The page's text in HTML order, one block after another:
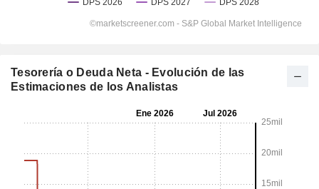
Tesorería o Deuda Neta - Evolución de las
Estimaciones de los Analistas